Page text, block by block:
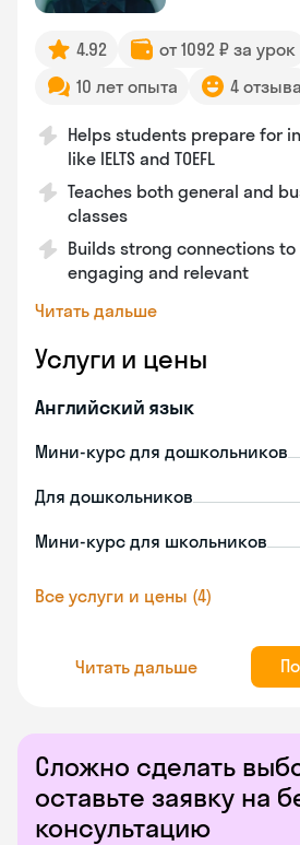
4.92
от 1092 ₽ за урок
10 лет опыта
4 отзыва
Helps students prepare for
like IELTS and TOEFL
Teaches both general and
classes
Builds strong connections
engaging and relevant
Читать дальше
Услуги и цены
Английский язык
Мини-курс для дошкольников
Для дошкольников
Мини-курс для школьников
Все услуги и цены (4)
Читать дальше
Сложно сделать
оставьте заявку на
консультацию